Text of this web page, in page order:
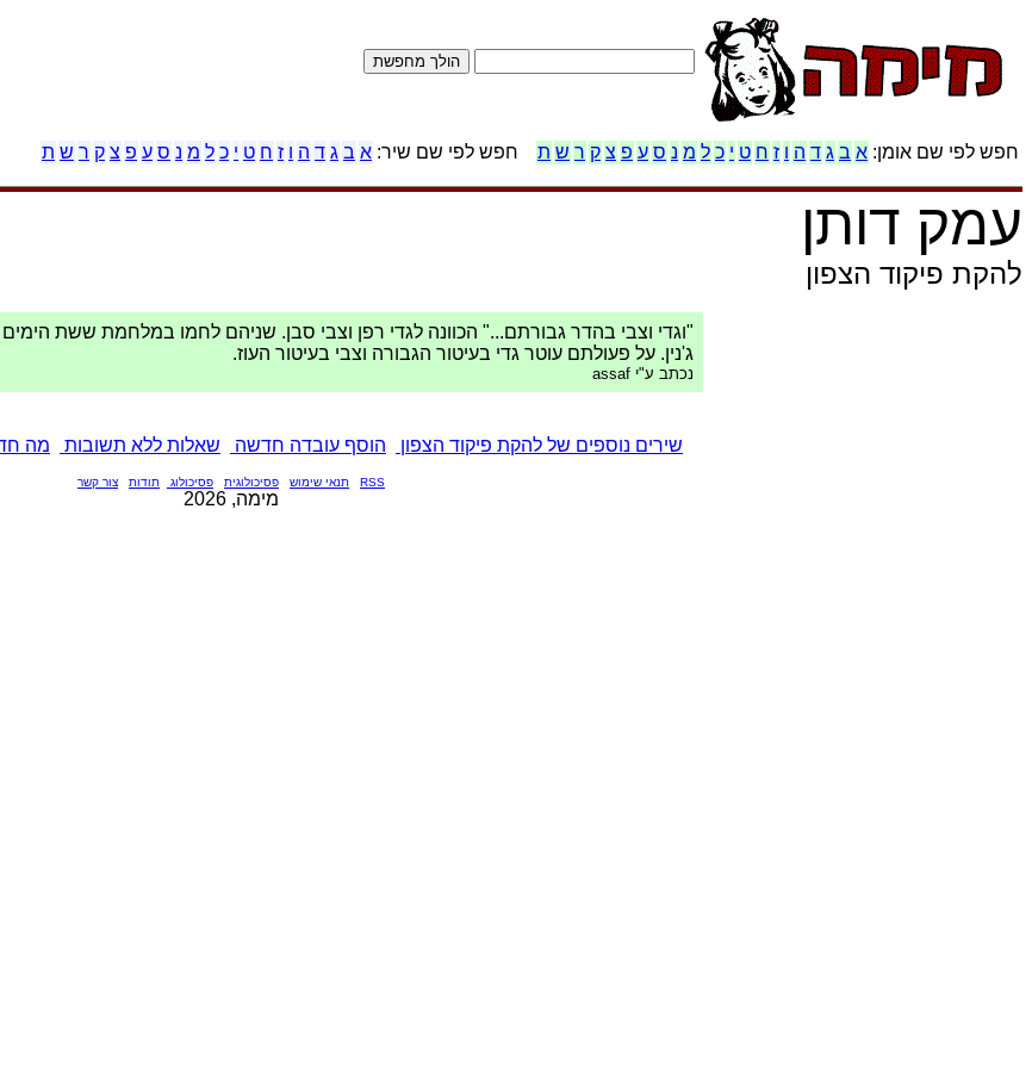
חפש לפי שם אומן: א ב ג ד ה ו ז ח ט י כ ל מ נ ס ע פ צ ק ר ש ת חפש לפי שם שיר: א ב ג ד ה ו ז ח ט י כ ל מ נ ס ע פ צ ק ר ש ת
עמק דותן
להקת פיקוד הצפון
"וגדי וצבי בהדר גבורתם..." הכוונה לגדי רפן וצבי סבן. שניהם לחמו במלחמת ששת
ג'נין. על פעולתם עוטר גדי בעיטור הגבורה וצבי בעיטור העוז.
נכתב ע"י assaf
שירים נוספים של להקת פיקוד הצפון הוסף עובדה חדשה שאלות ללא תשובות מה
RSS תנאי שימוש פסיכולוגית פסיכולוג תודות צור קשר
מימה, 2026